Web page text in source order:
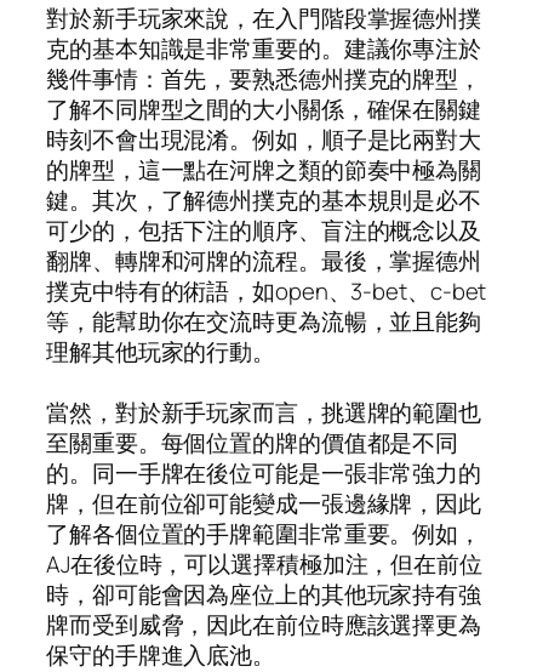
對於新手玩家來說，在入門階段掌握德州撲
克的基本知識是非常重要的。建議你專注於
幾件事情：首先，要熟悉德州撲克的牌型，
了解不同牌型之間的大小關係，確保在關鍵
時刻不會出現混淆。例如，順子是比兩對大
的牌型，這一點在河牌之類的節奏中極為關
鍵。其次，了解德州撲克的基本規則是必不
可少的，包括下注的順序、盲注的概念以及
翻牌、轉牌和河牌的流程。最後，掌握德州
撲克中特有的術語，如open、3-bet、c-bet
等，能幫助你在交流時更為流暢，並且能夠
理解其他玩家的行動。
當然，對於新手玩家而言，挑選牌的範圍也
至關重要。每個位置的牌的價值都是不同
的。同一手牌在後位可能是一張非常強力的
牌，但在前位卻可能變成一張邊緣牌，因此
了解各個位置的手牌範圍非常重要。例如，
AJ在後位時，可以選擇積極加注，但在前位
時，卻可能會因為座位上的其他玩家持有強
牌而受到威脅，因此在前位時應該選擇更為
保守的手牌進入底池。